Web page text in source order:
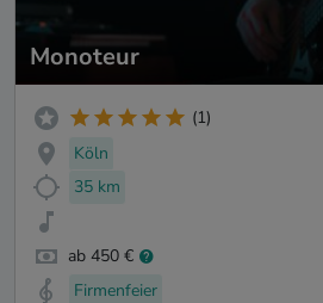
Monoteur
(1)
Köln
35 km
ab 450 €
Firmenfeier